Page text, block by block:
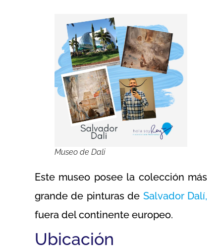
Museo de Dali
Este museo posee la colección más
grande de pinturas de Salvador Dalí,
fuera del continente europeo.
Ubicación